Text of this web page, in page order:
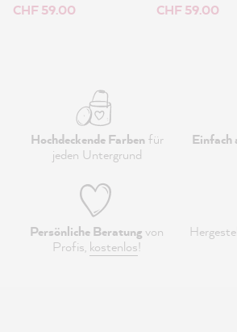
CHF 59.00 CHF 59.00
Hochdeckende Farbenfür
jeden Untergrund
Einfach
Persönliche Beratungvon
Profis, kostenlos!